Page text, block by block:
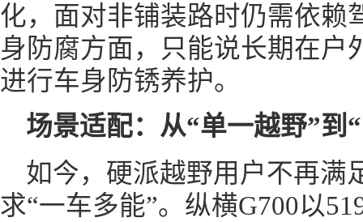
化，面对非铺装路时仍需依赖
身防腐方面，只能说长期在户
进行车身防锈养护。
场景适配：从“单一越野”到
如今，硬派越野用户不再满
求“一车多能”。纵横G700以